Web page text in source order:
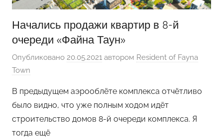
Начались продажи квартир в 8-й
очереди «Файна Таун»
Опубликовано 20.05.2021 автором Resident of Fayna
Town
В предыдущем аэрооблёте комплекса отчётливо
было видно, что уже полным ходом идёт
строительство домов 8-й очереди комплекса. Я
тогда ещё